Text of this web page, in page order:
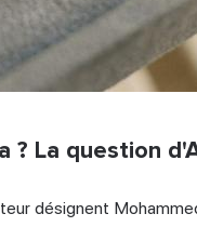
? La question
désignent